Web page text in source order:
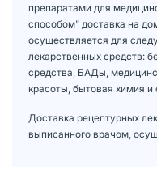
препаратами для
способом" доставка на
осуществляется для
лекарственных средств:
средства, БАДы,
красоты, бытовая химия
Доставка рецептурных
выписанного врачом,